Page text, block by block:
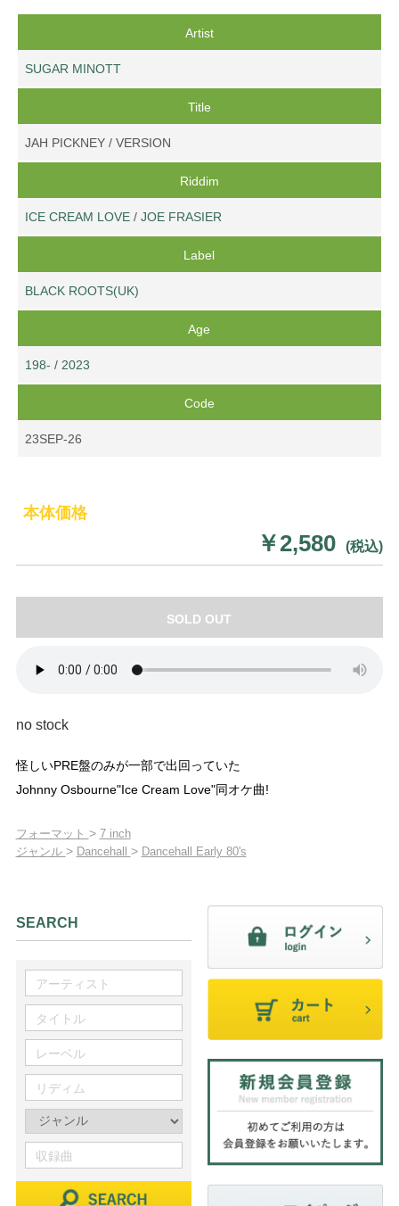
Artist
SUGAR MINOTT
Title
JAH PICKNEY / VERSION
Riddim
ICE CREAM LOVE /JOE FRASIER
Label
BLACK ROOTS(UK)
Age
198- / 2023
Code
23SEP-26
本体価格
￥2,580 (税込)
SOLD OUT
no stock
怪しいPRE盤のみが一部で出回っていた
Johnny Osbourne"Ice Cream Love"同オケ曲!
フォーマット > 7 inch
ジャンル > Dancehall > Dancehall Early 80's
SEARCH